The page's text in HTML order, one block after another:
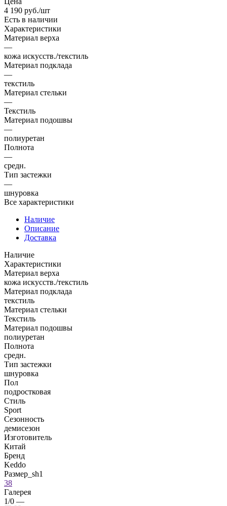
4 190 руб./шт
Есть в наличии
Характеристики
Материал верха
—
кожа искусств./текстиль
Материал подклада
—
текстиль
Материал стельки
—
Текстиль
Материал подошвы
—
полиуретан
Полнота
—
средн.
Тип застежки
—
шнуровка
Все характеристики
Наличие
Описание
Доставка
Наличие
Характеристики
Материал верха
кожа искусств./текстиль
Материал подклада
текстиль
Материал стельки
Текстиль
Материал подошвы
полиуретан
Полнота
средн.
Тип застежки
шнуровка
Пол
подростковая
Стиль
Sport
Сезонность
демисезон
Изготовитель
Китай
Бренд
Keddo
Размер_sh1
38
Галерея
1/0 —